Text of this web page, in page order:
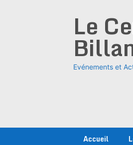
Le
Evénements et
Accueil